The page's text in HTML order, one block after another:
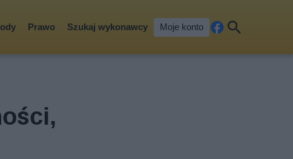
Prawo Szukaj wykonawcy Moje konto
cebkaj